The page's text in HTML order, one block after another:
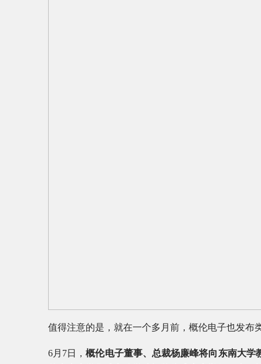
值得注意的是，就在一个多月前，概伦电子也发布
6月7日，概伦电子董事、总裁杨廉峰将向东南大学